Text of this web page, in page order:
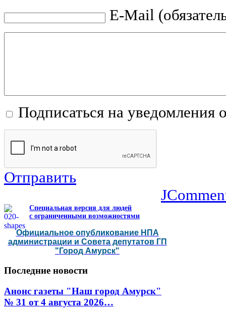
E-Mail
Подписаться на уведомления
Отправить
Специальная версия для людей
с ограниченными возможностями
Официальное опубликование НПА
администрации и Совета депутатов ГП
"Город Амурск"
Последние новости
Анонс газеты "Наш город Амурск"
№ 31 от 4 августа 2026…